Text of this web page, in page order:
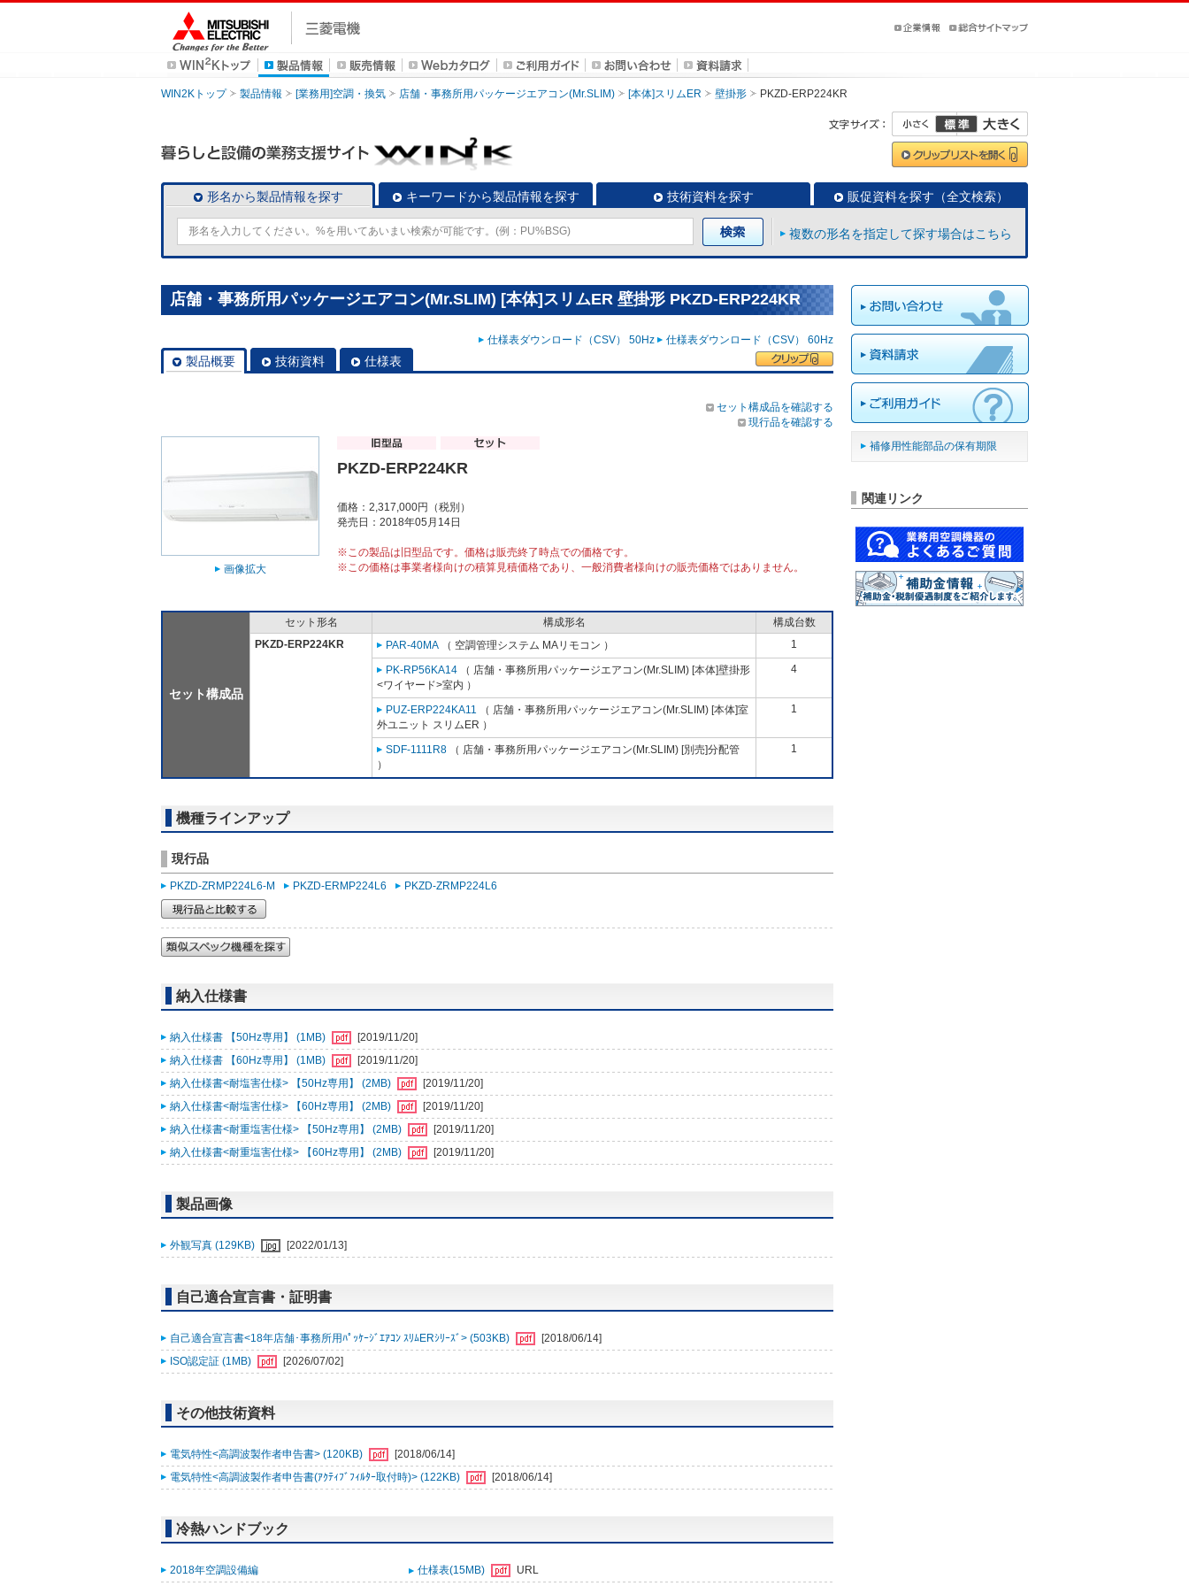
WIN2Kトップ 製品情報 [業務用]空調・換気 店舗・事務所用パッケージエアコン(Mr.SLIM) [本体]スリムER 壁掛形 PKZD-ERP224KR
形名から製品情報を探す キーワードから製品情報を探す 技術資料を探す 販促資料を探す（全文検索）
複数の形名を指定して探す場合はこちら
店舗・事務所用パッケージエアコン(Mr.SLIM) [本体]スリムER 壁掛形 PKZD-ERP224KR
仕様表ダウンロード（CSV） 50Hz 仕様表ダウンロード（CSV） 60Hz
製品概要 技術資料 仕様表
セット構成品を確認する
現行品を確認する
画像拡大
PKZD-ERP224KR
価格：2,317,000円（税別）
発売日：2018年05月14日
※この製品は旧型品です。価格は販売終了時点での価格です。
※この価格は事業者様向けの積算見積価格であり、一般消費者様向けの販売価格ではありません。
セット構成品
セット形名 構成形名
構成台数
PKZD-ERP224KR
PAR-40MA （ 空調管理システム MAリモコン ） 1
PK-RP56KA14 （ 店舗・事務所用パッケージエアコン(Mr.SLIM) [本体]壁掛形
<ワイヤード>室内 ）
4
PUZ-ERP224KA11 （ 店舗・事務所用パッケージエアコン(Mr.SLIM) [本体]室
外ユニット スリムER ）
1
SDF-1111R8 （ 店舗・事務所用パッケージエアコン(Mr.SLIM) [別売]分配管
）
1
機種ラインアップ
現行品
PKZD-ZRMP224L6-M PKZD-ERMP224L6 PKZD-ZRMP224L6
納入仕様書
納入仕様書 【50Hz専用】 (1MB)
[2019/11/20]
納入仕様書 【60Hz専用】 (1MB)
[2019/11/20]
納入仕様書<耐塩害仕様> 【50Hz専用】 (2MB)
[2019/11/20]
納入仕様書<耐塩害仕様> 【60Hz専用】 (2MB)
[2019/11/20]
納入仕様書<耐重塩害仕様> 【50Hz専用】 (2MB)
[2019/11/20]
納入仕様書<耐重塩害仕様> 【60Hz専用】 (2MB)
[2019/11/20]
製品画像
外観写真 (129KB) [2022/01/13]
自己適合宣言書・証明書
自己適合宣言書<18年店舗･事務所用ﾊﾟｯｹｰｼﾞｴｱｺﾝ ｽﾘﾑERｼﾘｰｽﾞ> (503KB)
[2018/06/14]
ISO認定証 (1MB)
[2026/07/02]
その他技術資料
電気特性<高調波製作者申告書> (120KB)
[2018/06/14]
電気特性<高調波製作者申告書(ｱｸﾃｨﾌﾞﾌｨﾙﾀｰ取付時)> (122KB)
[2018/06/14]
冷熱ハンドブック
2018年空調設備編 仕様表(15MB) URL
補修用性能部品の保有期限
関連リンク